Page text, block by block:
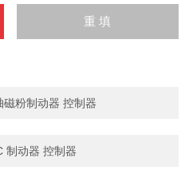
粉制动器 控制器
制动器 控制器